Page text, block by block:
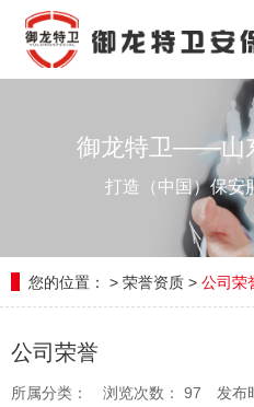
御龙特卫——山
打造（中国）保安
您的位置： > 荣誉资质 > 公司荣
公司荣誉
所属分类： 浏览次数： 97 发布